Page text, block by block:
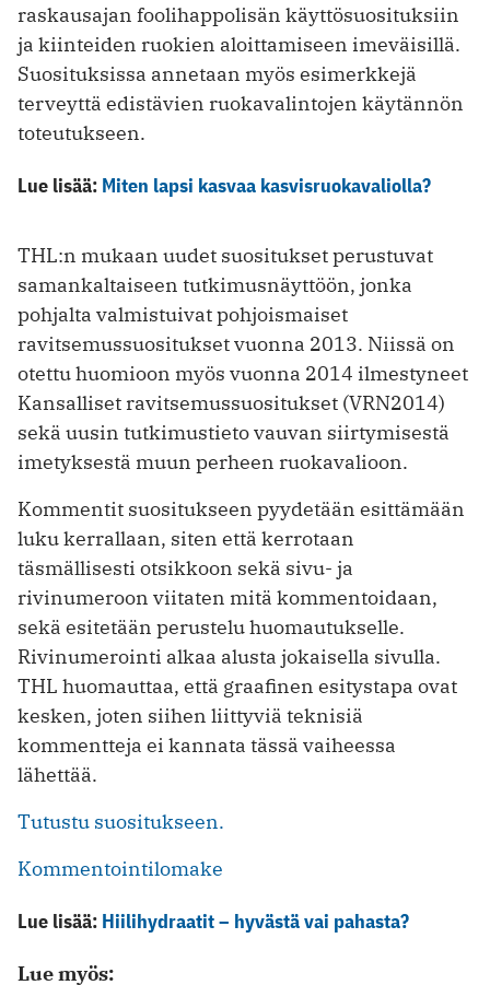
raskausajan foolihappolisän käyttösuosituksiin
ja kiinteiden ruokien aloittamiseen imeväisillä.
Suosituksissa annetaan myös esimerkkejä
terveyttä edistävien ruokavalintojen käytännön
toteutukseen.
Lue lisää: Miten lapsi kasvaa kasvisruokavaliolla?
THL:n mukaan uudet suositukset perustuvat
samankaltaiseen tutkimusnäyttöön, jonka
pohjalta valmistuivat pohjoismaiset
ravitsemussuositukset vuonna 2013. Niissä on
otettu huomioon myös vuonna 2014 ilmestyneet
Kansalliset ravitsemussuositukset (VRN2014)
sekä uusin tutkimustieto vauvan siirtymisestä
imetyksestä muun perheen ruokavalioon.
Kommentit suositukseen pyydetään esittämään
luku kerrallaan, siten että kerrotaan
täsmällisesti otsikkoon sekä sivu- ja
rivinumeroon viitaten mitä kommentoidaan,
sekä esitetään perustelu huomautukselle.
Rivinumerointi alkaa alusta jokaisella sivulla.
THL huomauttaa, että graafinen esitystapa ovat
kesken, joten siihen liittyviä teknisiä
kommentteja ei kannata tässä vaiheessa
lähettää.
Tutustu suositukseen.
Kommentointilomake
Lue lisää: Hiilihydraatit – hyvästä vai pahasta?
Lue myös: